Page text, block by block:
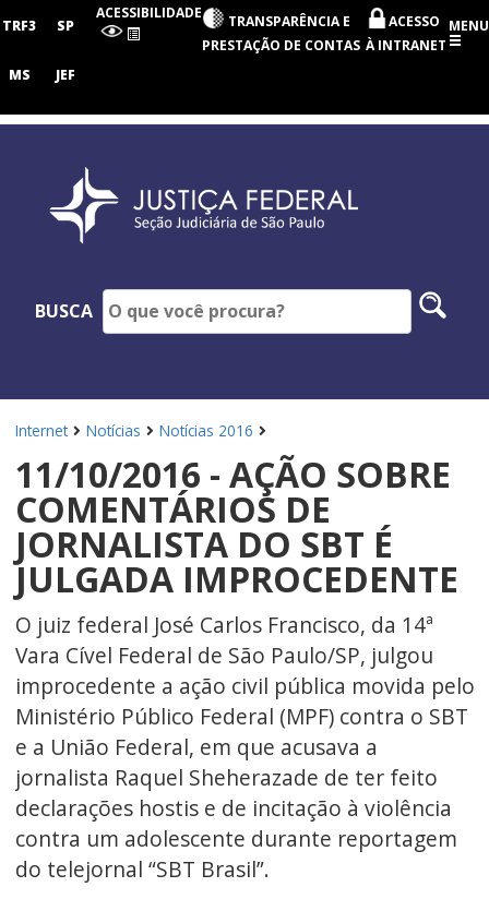
Judiciária
Paulo
TRF3 SP
MS JEF
ACESSIBILIDADE
TRANSPARÊNCIA E
PRESTAÇÃO DE CONTAS
ACESSO
À INTRANET
MENU
BUSCA
Internet Notícias Notícias 2016
11/10/2016 - AÇÃO SOBRE
COMENTÁRIOS DE
JORNALISTA DO SBT É
JULGADA IMPROCEDENTE
O juiz federal José Carlos Francisco, da 14ª
Vara Cível Federal de São Paulo/SP, julgou
improcedente a ação civil pública movida pelo
Ministério Público Federal (MPF) contra o SBT
e a União Federal, em que acusava a
jornalista Raquel Sheherazade de ter feito
declarações hostis e de incitação à violência
contra um adolescente durante reportagem
do telejornal “SBT Brasil”.